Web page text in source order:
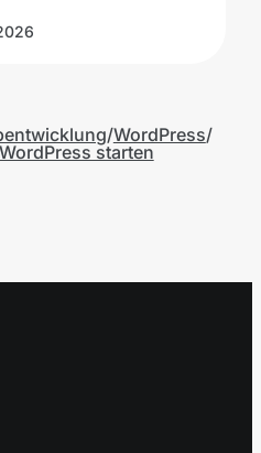
WordPress
starten